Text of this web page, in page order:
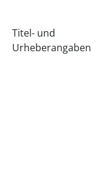
Titel- und
Urheberangaben